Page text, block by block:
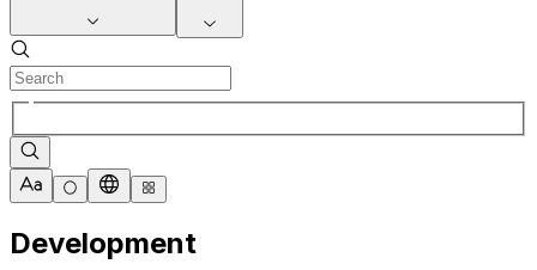
Development